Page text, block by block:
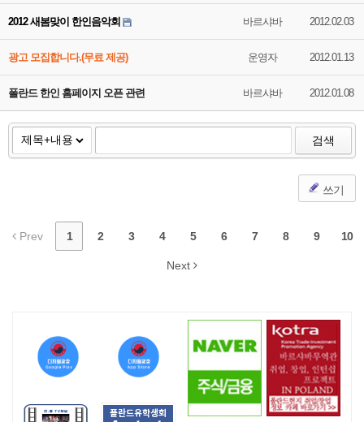
2012 새봄맞이 한인음악회 바르샤바 2012.02.03
광고 모집합니다.(무료 제공) 운영자 2012.01.13
폴란드 한인 홈페이지 오픈 관련 바르샤바 2012.01.08
검색
쓰기
Prev 1 2 3 4 5 6 7 8 9 10
Next